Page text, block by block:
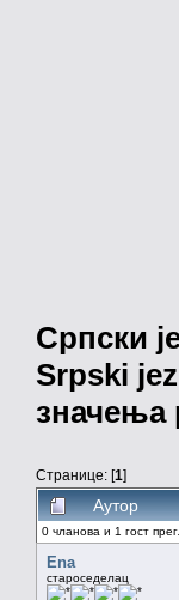
Српски
Srpski
значења
Странице: [1]
Аутор
0 чланова и 1 гост
Ena
староседелац